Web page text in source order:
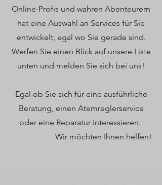
Online-Profis und wahren Abenteurern
hat eine Auswahl an Services für Sie
entwickelt, egal wo Sie gerade sind.
Werfen Sie einen Blick auf unsere Liste
unten und melden Sie sich bei uns!
Egal ob Sie sich für eine ausführliche
Beratung, einen Atemreglerservice
oder eine Reparatur interessieren.
Wir möchten Ihnen helfen!